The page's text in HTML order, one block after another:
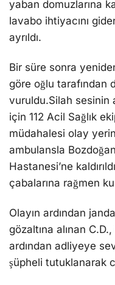
yaban domuzlarına
lavabo ihtiyacını
ayrıldı.
Bir süre sonra
göre oğlu tarafından
vuruldu.Silah sesinin
için 112 Acil Sağlık
müdahalesi olay
ambulansla
Hastanesi’ne
çabalarına rağmen
Olayın ardından
gözaltına alınan
ardından adliyeye
şüpheli tutuklanarak